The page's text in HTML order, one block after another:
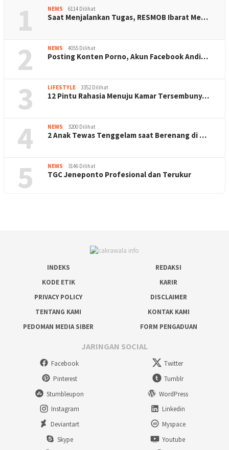
1 NEWS 6114 Dilihat
Saat Menjalankan Tugas, RESMOB Ibarat Me…
2 NEWS 4055 Dilihat
Posting Konten Porno, Akun Facebook Andi…
3 LIFESTYLE 3352 Dilihat
12 Pintu Rahasia Menuju Kamar Tersembuny…
4 NEWS 3200 Dilihat
2 Anak Tewas Tenggelam saat Berenang di …
5 NEWS 3146 Dilihat
TGC Jeneponto Profesional dan Terukur
INDEKS
REDAKSI
KODE ETIK
KARIR
PRIVACY POLICY
DISCLAIMER
TENTANG KAMI
KONTAK KAMI
PEDOMAN MEDIA SIBER
FORM PENGADUAN
JARINGAN SOCIAL
Facebook
Twitter
Pinterest
Tumblr
Stumbleupon
WordPress
Instagram
Linkedin
Deviantart
Myspace
Skype
Youtube